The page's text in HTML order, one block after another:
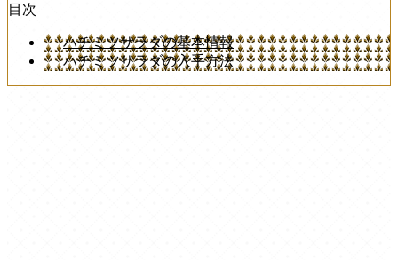
目次
ハチミツサラダの基本情報
ハチミツサラダの入手方法